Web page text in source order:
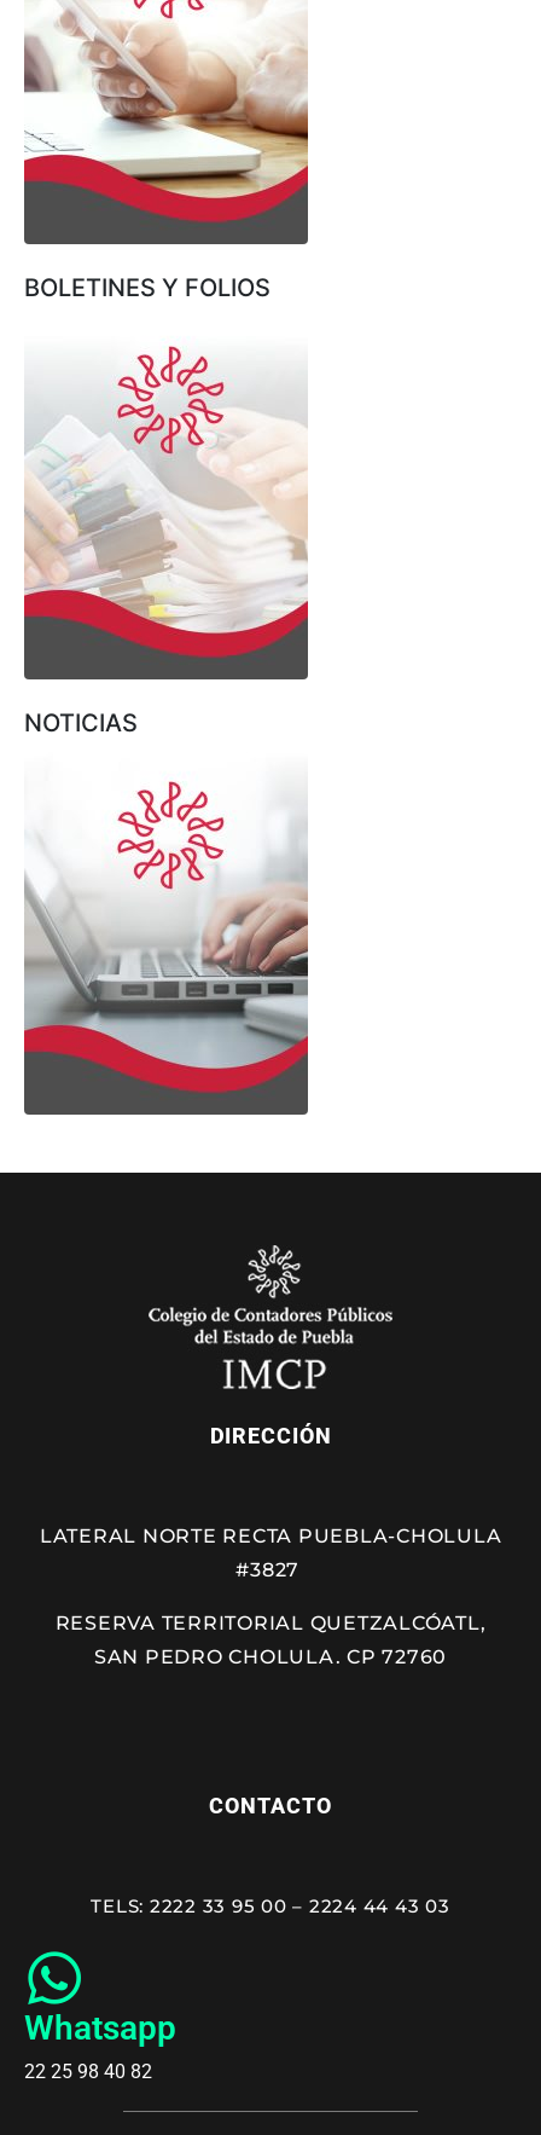
BOLETINES Y FOLIOS
NOTICIAS
DIRECCIÓN
LATERAL NORTE RECTA PUEBLA-CHOLULA
#3827
RESERVA TERRITORIAL QUETZALCÓATL,
SAN PEDRO CHOLULA. CP 72760
CONTACTO
TELS: 2222 33 95 00 – 2224 44 43 03
Whatsapp
22 25 98 40 82